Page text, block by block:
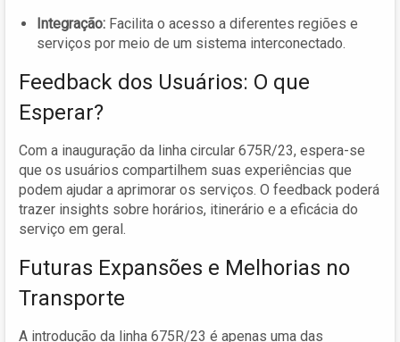
Integração: Facilita o acesso a diferentes regiões e
serviços por meio de um sistema interconectado.
Feedback dos Usuários: O que
Esperar?
Com a inauguração da linha circular 675R/23, espera-se
que os usuários compartilhem suas experiências que
podem ajudar a aprimorar os serviços. O feedback poderá
trazer insights sobre horários, itinerário e a eficácia do
serviço em geral.
Futuras Expansões e Melhorias no
Transporte
A introdução da linha 675R/23 é apenas uma das